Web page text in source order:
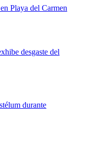
Playa del Carmen
desgaste del
durante